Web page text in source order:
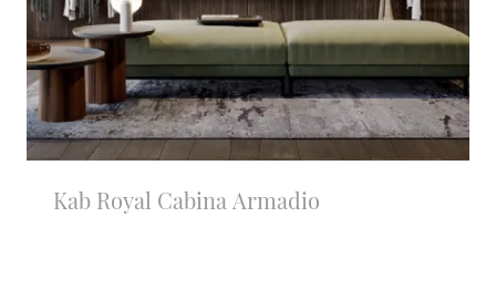
Kab Royal Cabina Armadio